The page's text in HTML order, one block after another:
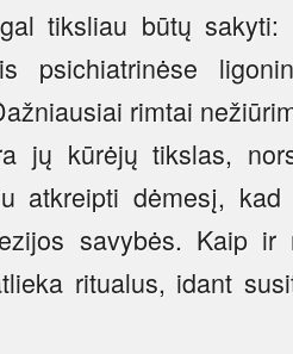
tiksliau būtų sakyti:
psichiatrinėse
rimtai
jų kūrėjų tikslas,
atkreipti dėmesį,
savybės. Kaip
ritualus, idant